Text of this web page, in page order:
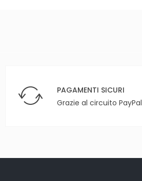
PAGAMENTI SICURI
Grazie al circuito PayPal